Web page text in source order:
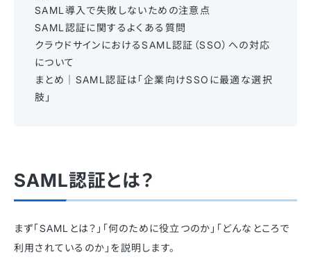
SAML導入で失敗しないための注意点
SAML認証に関するよくある質問
クラウドサインにおけるSAML認証（SSO）への対応
について
まとめ｜SAML認証は「企業向けSSOに最適な選択
肢」
SAML認証とは？
まず「SAMLとは？」「何のために役立つのか」「どんなところで
利用されているのか」を説明します。